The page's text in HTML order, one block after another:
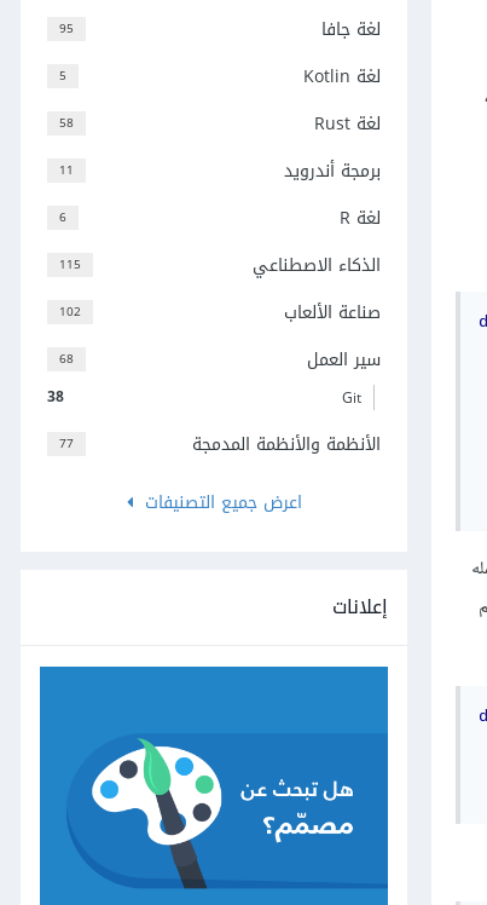
،
95 لغة جافا
5 لغة Kotlin
58 لغة Rust
11 برمجة أندرويد
6 لغة R
115 الذكاء الاصطناعي
102 صناعة الألعاب
68 سير العمل
38 Git
77
الأنظمة والأنظمة المدمجة
اعرض جميع التصنيفات
إعلانات